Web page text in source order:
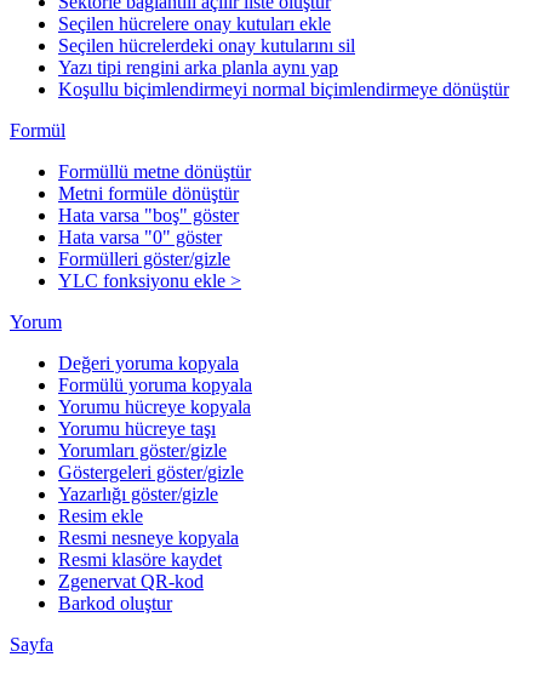
Seçilen hücrelere onay kutuları ekle
Seçilen hücrelerdeki onay kutularını sil
Yazı tipi rengini arka planla aynı yap
Koşullu biçimlendirmeyi normal biçimlendirmeye dönüştür
Formül
Formüllü metne dönüştür
Metni formüle dönüştür
Hata varsa "boş" göster
Hata varsa "0" göster
Formülleri göster/gizle
YLC fonksiyonu ekle >
Yorum
Değeri yoruma kopyala
Formülü yoruma kopyala
Yorumu hücreye kopyala
Yorumu hücreye taşı
Yorumları göster/gizle
Göstergeleri göster/gizle
Yazarlığı göster/gizle
Resim ekle
Resmi nesneye kopyala
Resmi klasöre kaydet
Zgenervat QR-kod
Barkod oluştur
Sayfa